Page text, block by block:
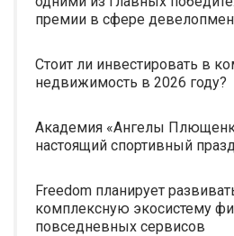
премии в сфере
Стоит ли инвестировать в
недвижимость в 2026 году?
Академия «Ангелы
настоящий спортивный
Freedom планирует
комплексную экосистему
повседневных сервисов